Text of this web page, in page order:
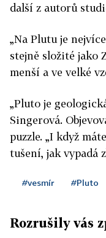
další z autorů
„Na Plutu je
stejně složité jako
menší a ve velké
„Pluto je
Singerová.
puzzle. „I když
tušení, jak vypadá
#vesmír #Pluto
Rozrušily vás